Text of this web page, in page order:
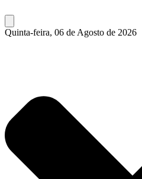
Quinta-feira, 06 de Agosto de 2026